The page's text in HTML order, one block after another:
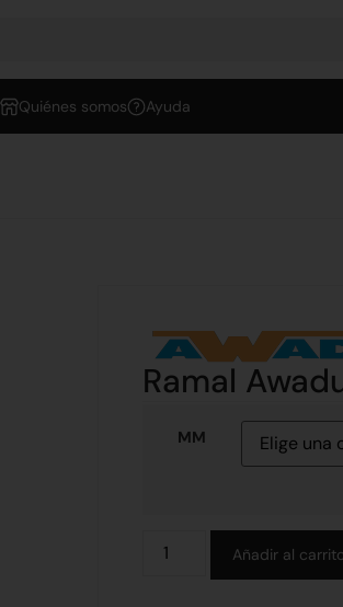
Quiénes somos Ayuda
Ramal
MM
Añadir al